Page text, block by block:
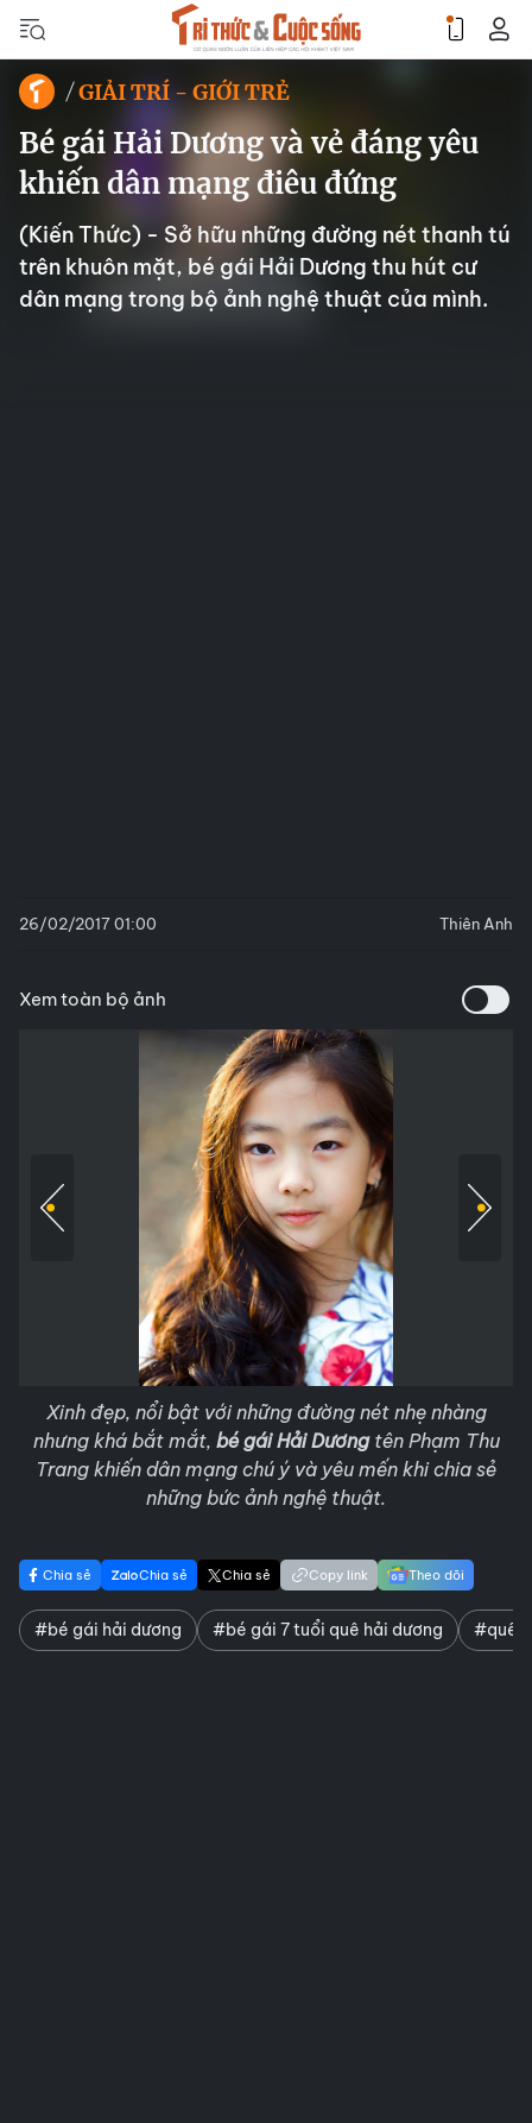
GIẢI TRÍ - GIỚI TRẺ
Bé gái Hải Dương và vẻ đáng yêu
khiến dân mạng điêu đứng
(Kiến Thức) - Sở hữu những đường nét thanh tú
trên khuôn mặt, bé gái Hải Dương thu hút cư
dân mạng trong bộ ảnh nghệ thuật của mình.
26/02/2017 01:00 Thiên Anh
Xem toàn bộ ảnh
Xinh đẹp, nổi bật với những đường nét nhẹ nhàng
nhưng khá bắt mắt, bé gái Hải Dươngtên Phạm Thu
Trang khiến dân mạng chú ý và yêu mến khi chia sẻ
những bức ảnh nghệ thuật.
Chia sẻ Chia sẻ Chia sẻ Copy link Theo dõi
#bé gái hải dương #bé gái 7 tuổi quê hải dương #quê